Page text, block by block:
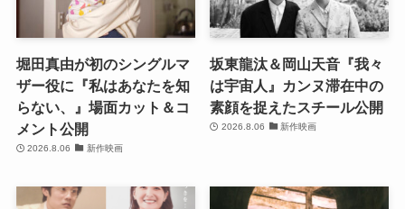
堀田真由が初のシングルマ
ザー役に『私はあなたを知
らない、』場面カット＆コ
メント公開
2026.8.06 新作映画
坂東龍汰＆岡山天音『我々
は宇宙人』カンヌ滞在中の
素顔を捉えたスチール公開
2026.8.06 新作映画